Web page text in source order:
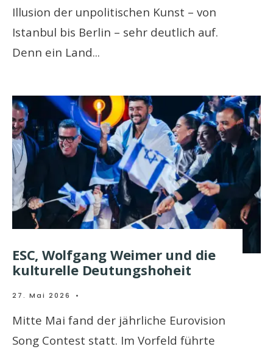
Illusion der unpolitischen Kunst – von
Istanbul bis Berlin – sehr deutlich auf.
Denn ein Land...
ESC, Wolfgang Weimer und die
kulturelle Deutungshoheit
27. Mai 2026 •
Mitte Mai fand der jährliche Eurovision
Song Contest statt. Im Vorfeld führte